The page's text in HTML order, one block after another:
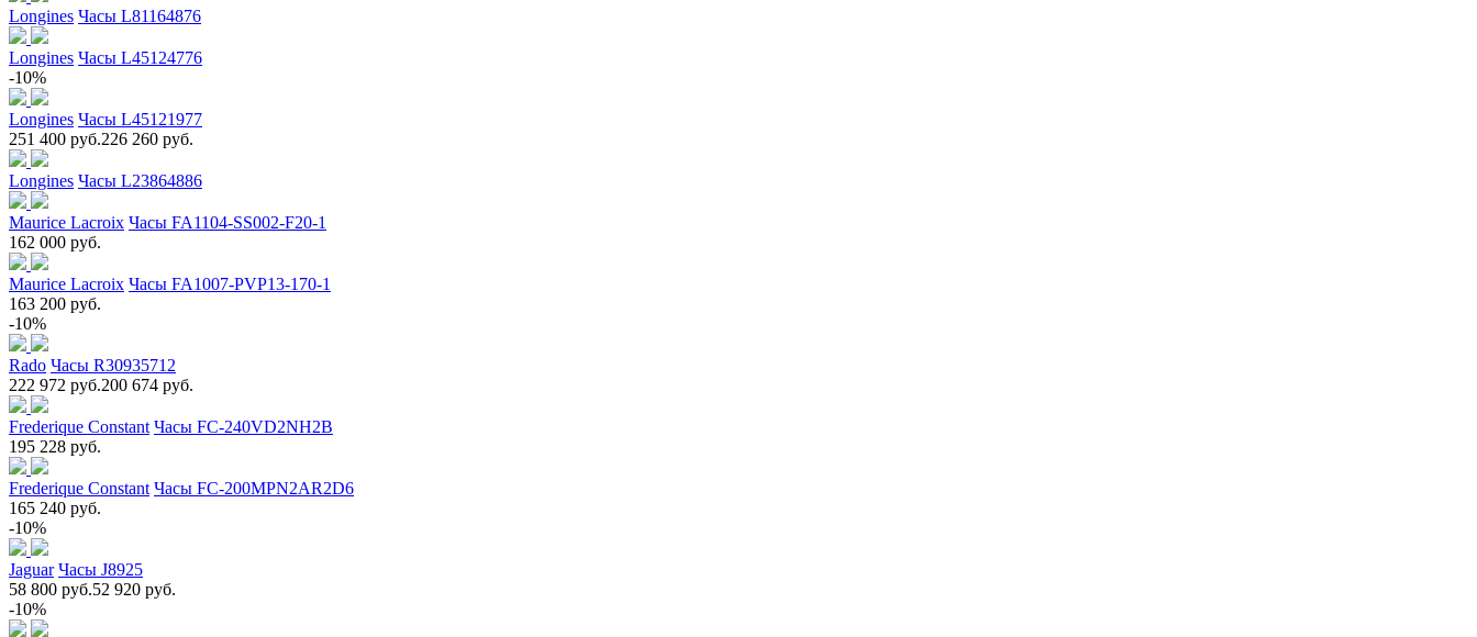
Longines Часы L81164876
Longines Часы L45124776
-10%
Longines Часы L45121977
251 400 руб.226 260 руб.
Longines Часы L23864886
Maurice Lacroix Часы FA1104-SS002-F20-1
162 000 руб.
Maurice Lacroix Часы FA1007-PVP13-170-1
163 200 руб.
-10%
Rado Часы R30935712
222 972 руб.200 674 руб.
Frederique Constant Часы FC-240VD2NH2B
195 228 руб.
Frederique Constant Часы FC-200MPN2AR2D6
165 240 руб.
-10%
Jaguar Часы J8925
58 800 руб.52 920 руб.
-10%